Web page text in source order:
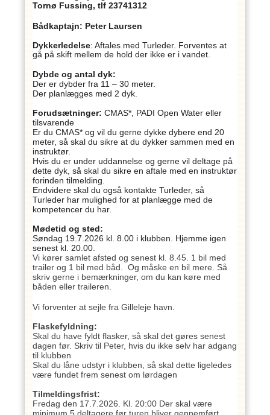
Tornø Fussing, tlf 23741312
Bådkaptajn: Peter Laursen
Dykkerledelse: Aftales med Turleder. Forventes at
gå på skift mellem de hold der ikke er i vandet.
Dybde og antal dyk:
Der er dybder fra 11 – 30 meter.
Der planlægges med 2 dyk.
Forudsætninger: CMAS*, PADI Open Water eller
tilsvarende
Er du CMAS* og vil du gerne dykke dybere end 20
meter, så skal du sikre at du dykker sammen med en
instruktør.
Hvis du er under uddannelse og gerne vil deltage på
dette dyk, så skal du sikre en aftale med en instruktør
forinden tilmelding.
Endvidere skal du også kontakte Turleder, så
Turleder har mulighed for at planlægge med de
kompetencer du har.
Mødetid og sted:
Søndag 19.7.2026 kl. 8.00 i klubben. Hjemme igen
senest kl. 20.00.
Vi kører samlet afsted og senest kl. 8.45. 1 bil med
trailer og 1 bil med båd. Og måske en bil mere. Så
skriv gerne i bemærkninger, om du kan køre med
båden eller traileren.
Vi forventer at sejle fra Gilleleje havn.
Flaskefyldning:
Skal du have fyldt flasker, så skal det gøres senest
dagen før. Skriv til Peter, hvis du ikke selv har adgang
til klubben
Skal du låne udstyr i klubben, så skal dette ligeledes
være fundet frem senest om lørdagen
Tilmeldingsfrist:
Fredag den 17.7.2026. Kl. 20:00 Der skal være